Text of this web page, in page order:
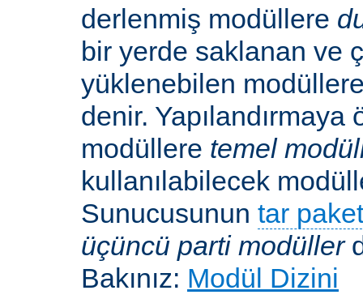
derlenmiş modüllere
bir yerde saklanan ve
yüklenebilen
denir. Yapılandırmaya
modüllere temel
kullanılabilecek
Sunucusunun tar
üçüncü parti modüller
Bakınız: Modül Dizini